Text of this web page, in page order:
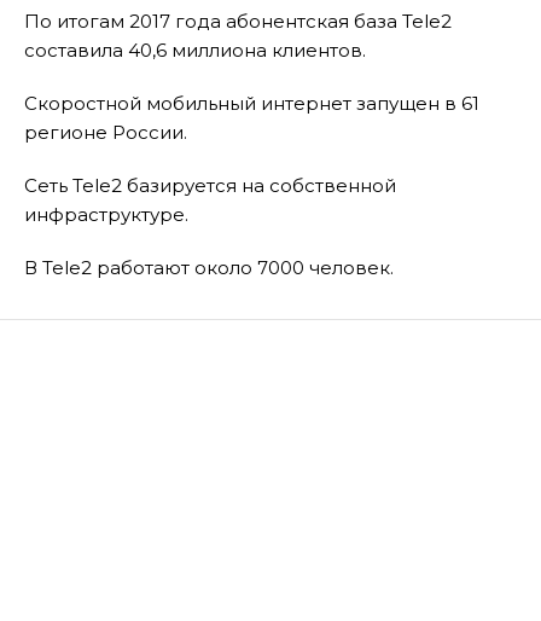
По итогам 2017 года абонентская база Tele2
составила 40,6 миллиона клиентов.
Скоростной мобильный интернет запущен в 61
регионе России.
Сеть Tele2 базируется на собственной
инфраструктуре.
В Tele2 работают около 7000 человек.